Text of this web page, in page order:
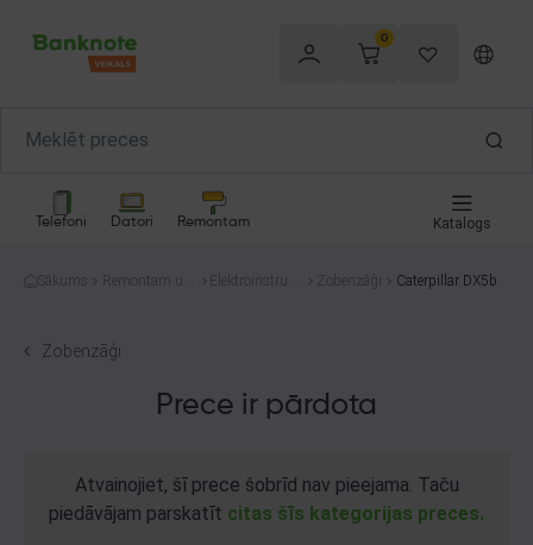
0
Telefoni Datori Remontam Katalogs
Sākums
Remontam un
Elektroinstrum
Zobenzāģi Caterpillar DX5b
Zobenzāģi
Prece ir pārdota
Atvainojiet, šī prece šobrīd nav pieejama. Taču
piedāvājam parskatīt citas šīs kategorijas preces.